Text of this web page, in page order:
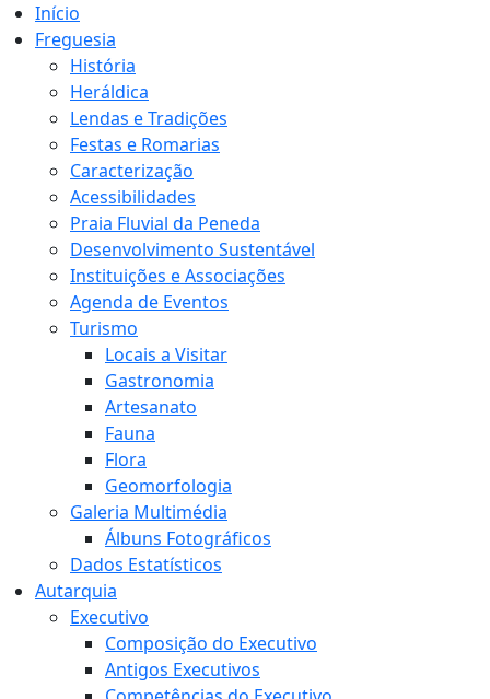
Início
Freguesia
História
Heráldica
Lendas e Tradições
Festas e Romarias
Caracterização
Acessibilidades
Praia Fluvial da Peneda
Desenvolvimento Sustentável
Instituições e Associações
Agenda de Eventos
Turismo
Locais a Visitar
Gastronomia
Artesanato
Fauna
Flora
Geomorfologia
Galeria Multimédia
Álbuns Fotográficos
Dados Estatísticos
Autarquia
Executivo
Composição do Executivo
Antigos Executivos